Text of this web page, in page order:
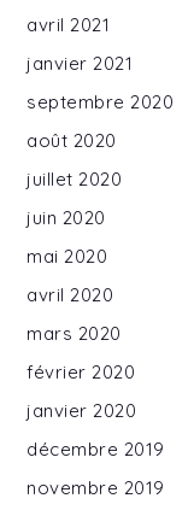
avril 2021
janvier 2021
septembre 2020
août 2020
juillet 2020
juin 2020
mai 2020
avril 2020
mars 2020
février 2020
janvier 2020
décembre 2019
novembre 2019